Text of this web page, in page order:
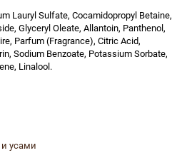
Lauryl Sulfate, Cocamidopropyl Betaine,
Glyceryl Oleate, Allantoin, Panthenol,
Parfum (Fragrance), Citric Acid,
Sodium Benzoate, Potassium Sorbate,
Linalool.
и усами